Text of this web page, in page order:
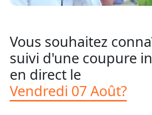
Vous souhaitez
suivi d'une coupure
en direct le
Vendredi 07 Août?